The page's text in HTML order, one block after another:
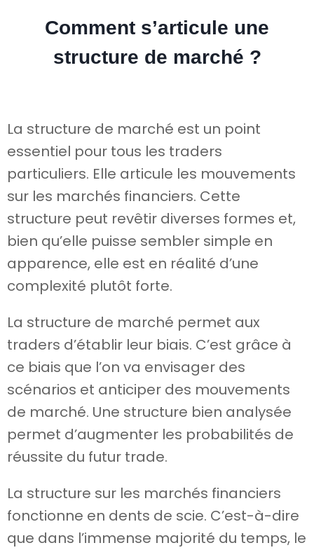
Comment s’articule une
structure de marché ?
La structure de marché est un point
essentiel pour tous les traders
particuliers. Elle articule les mouvements
sur les marchés financiers. Cette
structure peut revêtir diverses formes et,
bien qu’elle puisse sembler simple en
apparence, elle est en réalité d’une
complexité plutôt forte.
La structure de marché permet aux
traders d’établir leur biais. C’est grâce à
ce biais que l’on va envisager des
scénarios et anticiper des mouvements
de marché. Une structure bien analysée
permet d’augmenter les probabilités de
réussite du futur trade.
La structure sur les marchés financiers
fonctionne en dents de scie. C’est-à-dire
que dans l’immense majorité du temps, le